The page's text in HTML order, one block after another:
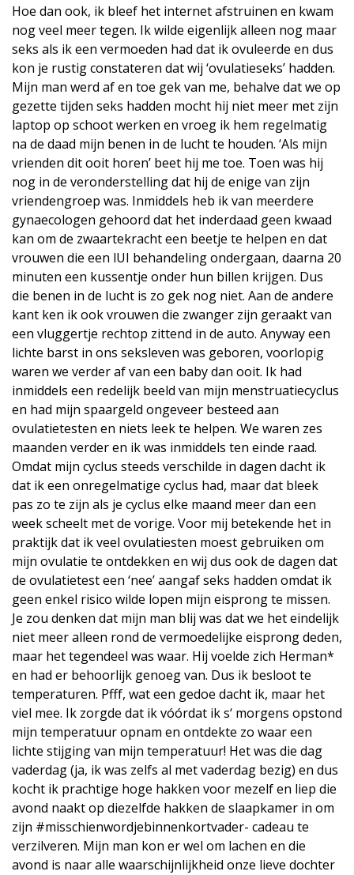
Hoe dan ook, ik bleef het internet afstruinen en kwam
nog veel meer tegen. Ik wilde eigenlijk alleen nog maar
seks als ik een vermoeden had dat ik ovuleerde en dus
kon je rustig constateren dat wij ‘ovulatieseks’ hadden.
Mijn man werd af en toe gek van me, behalve dat we op
gezette tijden seks hadden mocht hij niet meer met zijn
laptop op schoot werken en vroeg ik hem regelmatig
na de daad mijn benen in de lucht te houden. ‘Als mijn
vrienden dit ooit horen’ beet hij me toe. Toen was hij
nog in de veronderstelling dat hij de enige van zijn
vriendengroep was. Inmiddels heb ik van meerdere
gynaecologen gehoord dat het inderdaad geen kwaad
kan om de zwaartekracht een beetje te helpen en dat
vrouwen die een lUI behandeling ondergaan, daarna 20
minuten een kussentje onder hun billen krijgen. Dus
die benen in de lucht is zo gek nog niet. Aan de andere
kant ken ik ook vrouwen die zwanger zijn geraakt van
een vluggertje rechtop zittend in de auto. Anyway een
lichte barst in ons seksleven was geboren, voorlopig
waren we verder af van een baby dan ooit. Ik had
inmiddels een redelijk beeld van mijn menstruatiecyclus
en had mijn spaargeld ongeveer besteed aan
ovulatietesten en niets leek te helpen. We waren zes
maanden verder en ik was inmiddels ten einde raad.
Omdat mijn cyclus steeds verschilde in dagen dacht ik
dat ik een onregelmatige cyclus had, maar dat bleek
pas zo te zijn als je cyclus elke maand meer dan een
week scheelt met de vorige. Voor mij betekende het in
praktijk dat ik veel ovulatiesten moest gebruiken om
mijn ovulatie te ontdekken en wij dus ook de dagen dat
de ovulatietest een ‘nee’ aangaf seks hadden omdat ik
geen enkel risico wilde lopen mijn eisprong te missen.
Je zou denken dat mijn man blij was dat we het eindelijk
niet meer alleen rond de vermoedelijke eisprong deden,
maar het tegendeel was waar. Hij voelde zich Herman*
en had er behoorlijk genoeg van. Dus ik besloot te
temperaturen. Pfff, wat een gedoe dacht ik, maar het
viel mee. Ik zorgde dat ik vóórdat ik s‘ morgens opstond
mijn temperatuur opnam en ontdekte zo waar een
lichte stijging van mijn temperatuur! Het was die dag
vaderdag (ja, ik was zelfs al met vaderdag bezig) en dus
kocht ik prachtige hoge hakken voor mezelf en liep die
avond naakt op diezelfde hakken de slaapkamer in om
zijn #misschienwordjebinnenkortvader- cadeau te
verzilveren. Mijn man kon er wel om lachen en die
avond is naar alle waarschijnlijkheid onze lieve dochter